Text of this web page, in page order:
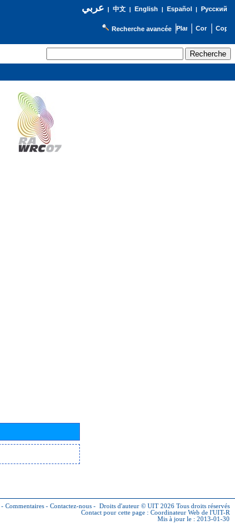
عربي| 中文| English | Español | Русский
Recherche avancée
- Commentaires - Contactez-nous - Droits d'auteur © UIT 2026 Tous droits réservés
Contact pour cette page : Coordinateur Web de l'UIT-R
Mis à jour le : 2013-01-30